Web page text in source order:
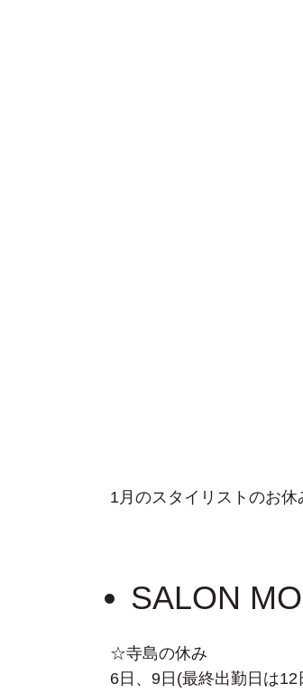
1月のスタイリストのお休
SALON
☆寺島の休み
6日、9日(最終出勤日は12